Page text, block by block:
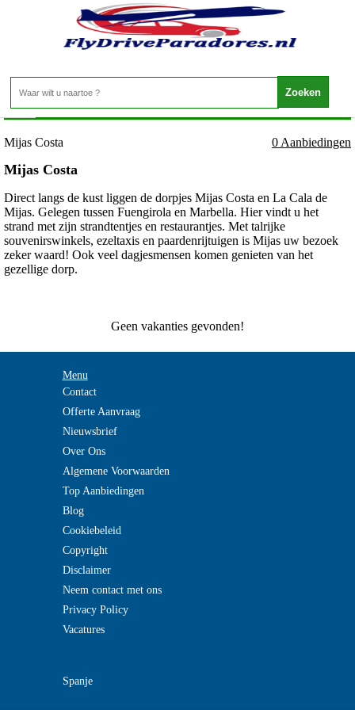
Spanje - Costa del Sol - Mijas Costa
Home>
Mijas Costa 0 Aanbiedingen
Mijas Costa
Direct langs de kust liggen de dorpjes Mijas Costa en La Cala de
Mijas. Gelegen tussen Fuengirola en Marbella. Hier vindt u het
strand met zijn strandtentjes en restaurantjes. Met talrijke
souvenirswinkels, ezeltaxis en paardenrijtuigen is Mijas uw bezoek
zeker waard! Ook veel dagjesmensen komen genieten van het
gezellige dorp.
Geen vakanties gevonden!
Menu
Contact
Offerte Aanvraag
Nieuwsbrief
Over Ons
Algemene Voorwaarden
Top Aanbiedingen
Blog
Cookiebeleid
Copyright
Disclaimer
Neem contact met ons
Privacy Policy
Vacatures
Spanje